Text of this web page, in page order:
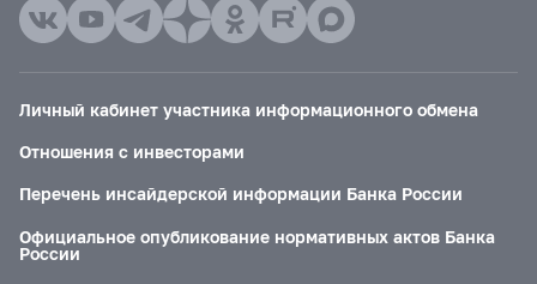
Личный кабинет участника информационного обмена
Отношения с инвесторами
Перечень инсайдерской информации Банка России
Официальное опубликование нормативных актов Банка
России